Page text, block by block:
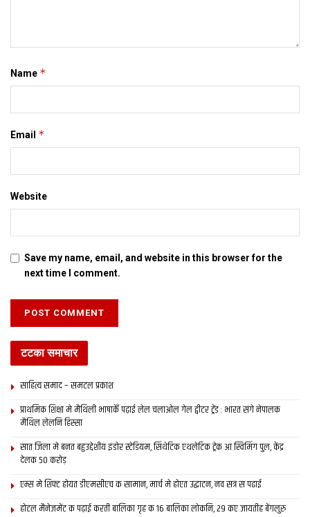
Name *
Email *
Website
Save my name, email, and website in this browser for the
next time I comment.
टटका समाचार
साहित्य समाद – समटल प्रकाश
प्राथमिक शि‍क्षा मे मैथि‍ली भाषाकेँ पढ़ाई लेल चलाओल गेल ट्वीटर ट्रेंड : भारत संगे नेपालक
मैथिल लेलनि हिस्सा
सात जिला मे बनत बहुउद्देशीय इंडोर स्‍टेडि‍यम, सिंथेटिक एथलेटिक ट्रेक आ स्विमिंग पुल, केंद्र
देलक 50 करोड़
एम्स मे शिफ्ट होयत डीएमसीएच क सामान, मार्च मे होएत उद्घाटन, नव सत्र स पढाई
होटल मैनेजमेंट क पढ़ाई करती बालिका गृह क 16 बालिका लोकनि, 29 कए जायतीह बेंगलुरु